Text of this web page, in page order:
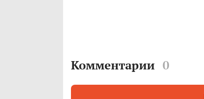
Комментарии 0